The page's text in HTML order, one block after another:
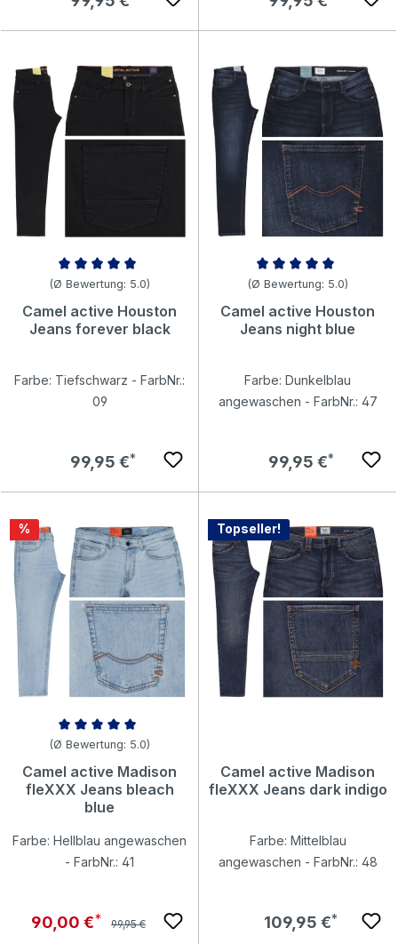
Durchschnittliche Bewertung von 4.97 von 5 Sternen
(Ø Bewertung: 5.0)
Camel active Houston
Jeans forever black
Farbe: Tiefschwarz - FarbNr.:
09
Regulärer Preis:
99,95 €
Durchschnittliche Bewertung
(Ø Bewertung: 5.0)
Camel active Houston
Jeans night blue
Farbe: Dunkelblau
angewaschen - FarbNr.: 47
Regulärer Preis:
99,95 €
Rabatt
%
Durchschnittliche Bewertung von 5 von 5 Sternen
(Ø Bewertung: 5.0)
Camel active Madison
fleXXX Jeans bleach
blue
Farbe: Hellblau angewaschen
- FarbNr.: 41
Verkaufspreis:
90,00 € Regulärer Preis:
99,95 €
Topseller!
Camel active Madison
fleXXX Jeans dark indigo
Farbe: Mittelblau
angewaschen - FarbNr.: 48
Regulärer Preis:
109,95 €